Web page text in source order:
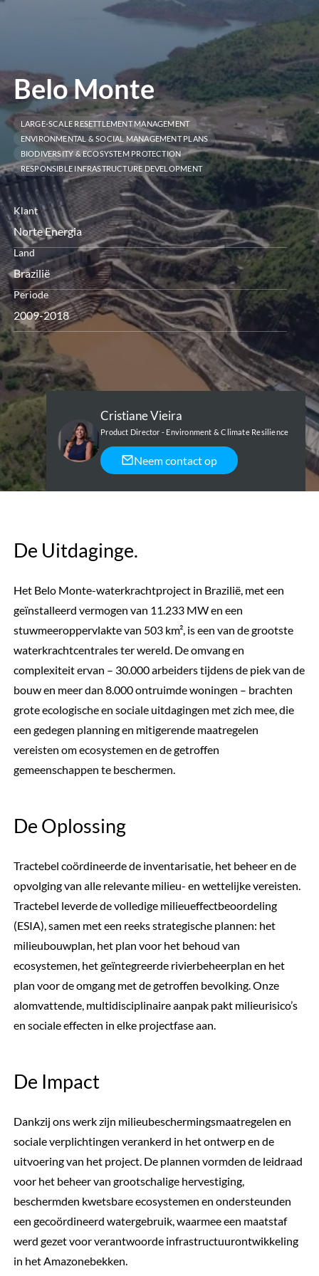
Belo Monte
LARGE-SCALE RESETTLEMENT MANAGEMENT
ENVIRONMENTAL & SOCIAL MANAGEMENT PLANS
BIODIVERSITY & ECOSYSTEM PROTECTION
RESPONSIBLE INFRASTRUCTURE DEVELOPMENT
Klant
Norte Energia
Land
Brazilië
Periode
2009-2018
Cristiane Vieira
Product Director - Environment & Climate Resilience
Neem contact op
De Uitdaginge.
Het Belo Monte-waterkrachtproject in Brazilië, met een
geïnstalleerd vermogen van 11.233 MW en een
stuwmeeroppervlakte van 503 km², is een van de grootste
waterkrachtcentrales ter wereld. De omvang en
complexiteit ervan – 30.000 arbeiders tijdens de piek van de
bouw en meer dan 8.000 ontruimde woningen – brachten
grote ecologische en sociale uitdagingen met zich mee, die
een gedegen planning en mitigerende maatregelen
vereisten om ecosystemen en de getroffen
gemeenschappen te beschermen.
De Oplossing
Tractebel coördineerde de inventarisatie, het beheer en de
opvolging van alle relevante milieu- en wettelijke vereisten.
Tractebel leverde de volledige milieueffectbeoordeling
(ESIA), samen met een reeks strategische plannen: het
milieubouwplan, het plan voor het behoud van
ecosystemen, het geïntegreerde rivierbeheerplan en het
plan voor de omgang met de getroffen bevolking. Onze
alomvattende, multidisciplinaire aanpak pakt milieurisico’s
en sociale effecten in elke projectfase aan.
De Impact
Dankzij ons werk zijn milieubeschermingsmaatregelen en
sociale verplichtingen verankerd in het ontwerp en de
uitvoering van het project. De plannen vormden de leidraad
voor het beheer van grootschalige hervestiging,
beschermden kwetsbare ecosystemen en ondersteunden
een gecoördineerd watergebruik, waarmee een maatstaf
werd gezet voor verantwoorde infrastructuurontwikkeling
in het Amazonebekken.